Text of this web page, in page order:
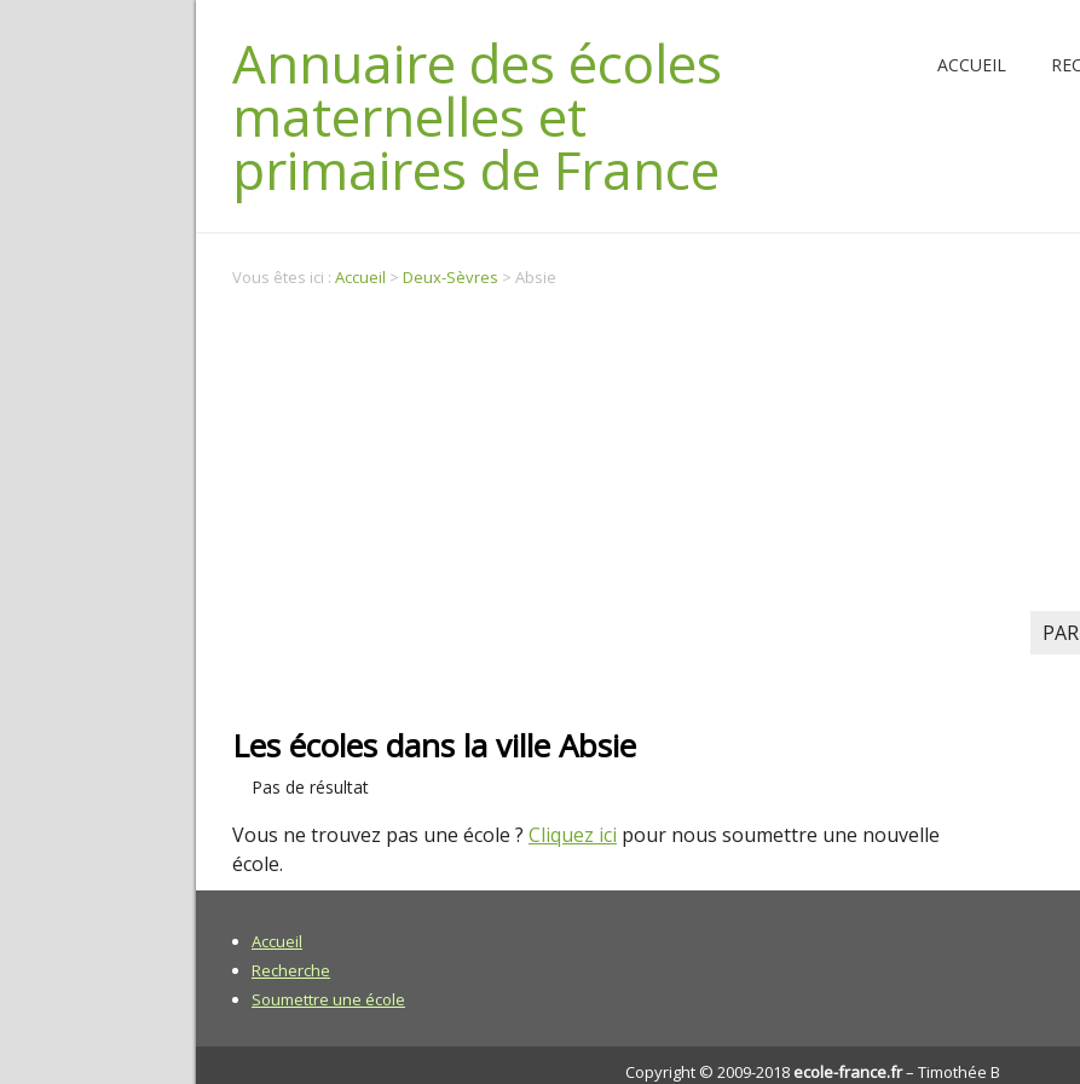
Annuaire des écoles
maternelles et
primaires de France
ACCUEIL
Vous êtes ici : Accueil > Deux-Sèvres > Absie
Les écoles dans la ville Absie
Pas de résultat
Vous ne trouvez pas une école ? Cliquez ici pour nous soumettre une nouvelle
école.
Accueil
Recherche
Soumettre une école
Copyright © 2009-2018 ecole-france.fr– Timothée B